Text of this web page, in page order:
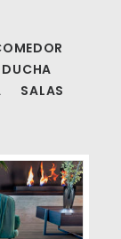
DUCHA
SALAS